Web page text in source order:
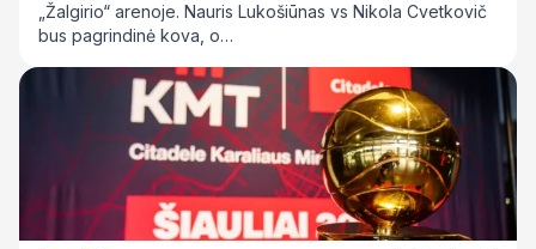
„Žalgirio“ arenoje. Nauris Lukošiūnas vs Nikola Cvetkovič
bus pagrindinė kova, o…